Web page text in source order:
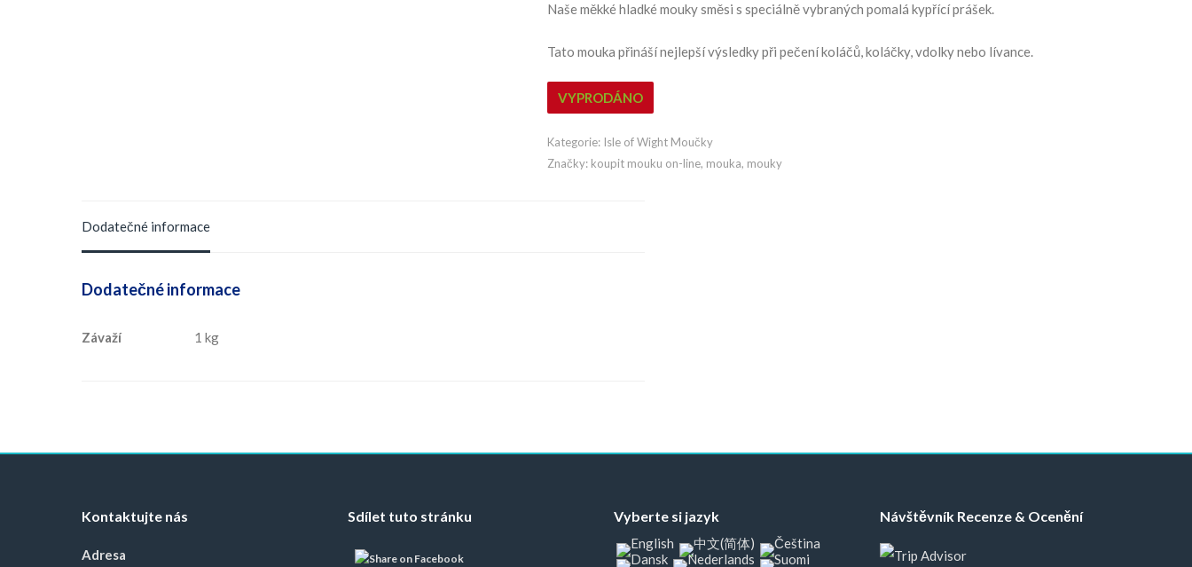
Naše měkké hladké mouky směsi s speciálně vybraných pomalá kypřící prášek.
Tato mouka přináší nejlepší výsledky při pečení koláčů, koláčky, vdolky nebo lívance.
VYPRODÁNO
Kategorie: Isle of Wight Moučky
Značky: koupit mouku on-line, mouka, mouky
Dodatečné informace
Dodatečné informace
Závaží 1 kg
Kontaktujte nás
Adresa
Sdílet tuto stránku Vyberte si jazyk Návštěvník Recenze & Ocenění